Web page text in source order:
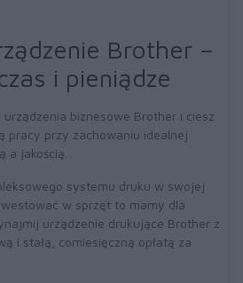
Brother –
i pieniądze
biznesowe Brother i ciesz
pracy przy zachowaniu idealnej
a jakością.
systemu druku w swojej
w sprzęt to mamy dla
urządzenie drukujące Brother z
i stałą, comiesięczną opłatą za